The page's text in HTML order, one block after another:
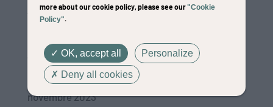
janvier 2026
janvier 2024
décembre 2023
novembre 2023
more about our cookie policy, please see our"Cookie
Policy".
OK, accept all Personalize
Deny all cookies